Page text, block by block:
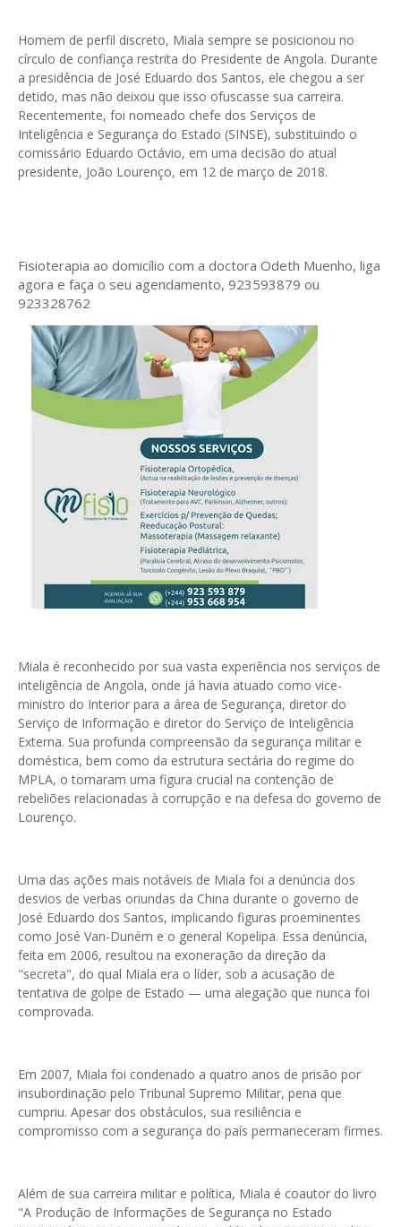
Homem de perfil discreto, Miala sempre se posicionou no
círculo de confiança restrita do Presidente de Angola. Durante
a presidência de José Eduardo dos Santos, ele chegou a ser
detido, mas não deixou que isso ofuscasse sua carreira.
Recentemente, foi nomeado chefe dos Serviços de
Inteligência e Segurança do Estado (SINSE), substituindo o
comissário Eduardo Octávio, em uma decisão do atual
presidente, João Lourenço, em 12 de março de 2018.
Fisioterapia ao domicílio com a doctora Odeth Muenho, liga
agora e faça o seu agendamento, 923593879 ou
923328762
Miala é reconhecido por sua vasta experiência nos serviços de
inteligência de Angola, onde já havia atuado como vice-
ministro do Interior para a área de Segurança, diretor do
Serviço de Informação e diretor do Serviço de Inteligência
Externa. Sua profunda compreensão da segurança militar e
doméstica, bem como da estrutura sectária do regime do
MPLA, o tornaram uma figura crucial na contenção de
rebeliões relacionadas à corrupção e na defesa do governo de
Lourenço.
Uma das ações mais notáveis de Miala foi a denúncia dos
desvios de verbas oriundas da China durante o governo de
José Eduardo dos Santos, implicando figuras proeminentes
como José Van-Duném e o general Kopelipa. Essa denúncia,
feita em 2006, resultou na exoneração da direção da
"secreta", do qual Miala era o líder, sob a acusação de
tentativa de golpe de Estado — uma alegação que nunca foi
comprovada.
Em 2007, Miala foi condenado a quatro anos de prisão por
insubordinação pelo Tribunal Supremo Militar, pena que
cumpriu. Apesar dos obstáculos, sua resiliência e
compromisso com a segurança do país permaneceram firmes.
Além de sua carreira militar e política, Miala é coautor do livro
"A Produção de Informações de Segurança no Estado